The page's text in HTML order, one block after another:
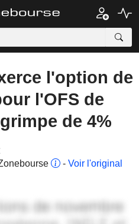
l'option de
l'OFS de
de 4%
- Voir l'original